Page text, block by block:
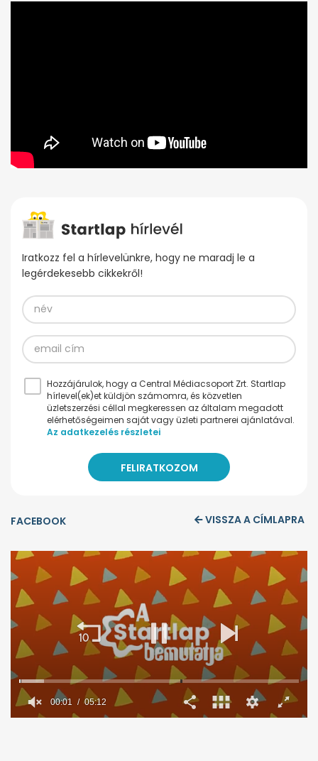
Iratkozz fel a hírlevelünkre, hogy ne maradj le a
legérdekesebb cikkekről!
Hozzájárulok, hogy a Central Médiacsoport Zrt. Startlap
hírlevel(ek)et küldjön számomra, és közvetlen
üzletszerzési céllal megkeressen az általam megadott
elérhetőségeimen saját vagy üzleti partnerei ajánlatával.
Az adatkezelés részletei
FACEBOOK VISSZA A CÍMLAPRA
00:02 05:12